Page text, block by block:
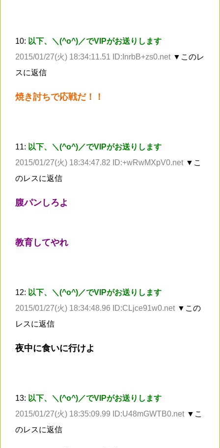
10: 以下、＼(^o^)／でVIPがお送りします
2015/01/27(火) 18:34:11.51 ID:InrbB+zs0.net ▼このレ
スに返信
焼き討ちで応戦だ！！
11: 以下、＼(^o^)／でVIPがお送りします
2015/01/27(火) 18:34:47.82 ID:+wRwMXpV0.net ▼こ
のレスに返信
腹パンしろよ
教育してやれ
12: 以下、＼(^o^)／でVIPがお送りします
2015/01/27(火) 18:34:48.96 ID:CLjce91w0.net ▼この
レスに返信
夜中に食いに行けよ
13: 以下、＼(^o^)／でVIPがお送りします
2015/01/27(火) 18:35:09.99 ID:U48mGWTB0.net ▼こ
のレスに返信